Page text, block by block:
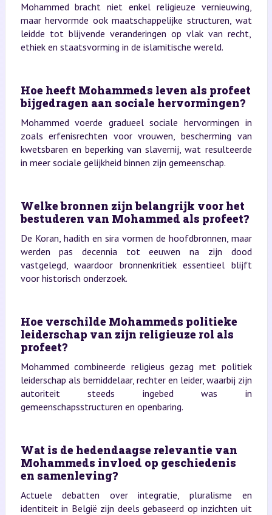
Mohammed bracht niet enkel religieuze vernieuwing,
maar hervormde ook maatschappelijke structuren, wat
leidde tot blijvende veranderingen op vlak van recht,
ethiek en staatsvorming in de islamitische wereld.
Hoe heeft Mohammeds leven als profeet
bijgedragen aan sociale hervormingen?
Mohammed voerde gradueel sociale hervormingen in
zoals erfenisrechten voor vrouwen, bescherming van
kwetsbaren en beperking van slavernij, wat resulteerde
in meer sociale gelijkheid binnen zijn gemeenschap.
Welke bronnen zijn belangrijk voor het
bestuderen van Mohammed als profeet?
De Koran, hadith en sira vormen de hoofdbronnen, maar
werden pas decennia tot eeuwen na zijn dood
vastgelegd, waardoor bronnenkritiek essentieel blijft
voor historisch onderzoek.
Hoe verschilde Mohammeds politieke
leiderschap van zijn religieuze rol als
profeet?
Mohammed combineerde religieus gezag met politiek
leiderschap als bemiddelaar, rechter en leider, waarbij zijn
autoriteit steeds ingebed was in
gemeenschapsstructuren en openbaring.
Wat is de hedendaagse relevantie van
Mohammeds invloed op geschiedenis
en samenleving?
Actuele debatten over integratie, pluralisme en
identiteit in België zijn deels gebaseerd op inzichten uit